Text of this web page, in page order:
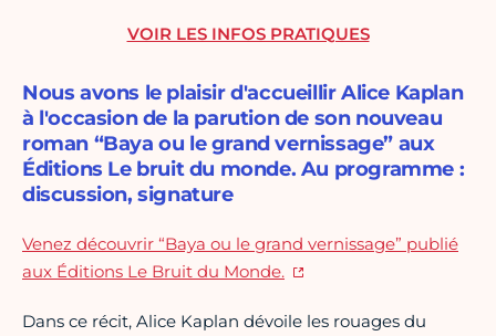
Nous avons le plaisir d'accueillir Alice Kaplan
à l'occasion de la parution de son nouveau
roman “Baya ou le grand vernissage” aux
Éditions Le bruit du monde. Au programme :
discussion, signature
Venez découvrir “Baya ou le grand vernissage” publié
aux Éditions Le Bruit du Monde.
Dans ce récit, Alice Kaplan dévoile les rouages du
VOIR LES INFOS PRATIQUES